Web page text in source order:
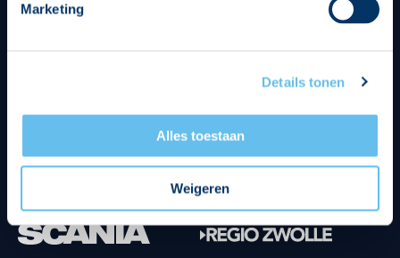
Marketing
Details tonen
Alles toestaan
Weigeren